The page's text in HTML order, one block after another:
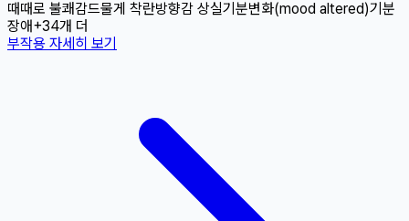
때때로 불쾌감드물게 착란방향감 상실기분변화(mood altered)기분
장애+34개 더
부작용 자세히 보기